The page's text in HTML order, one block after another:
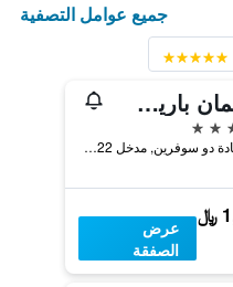
جميع عوامل التصفية
بولمان باريس برج إيفل
18جادة دو سوفرين, مدخل 22 شارع جان ري, باريس, فرنسا
عرض
الصفقة